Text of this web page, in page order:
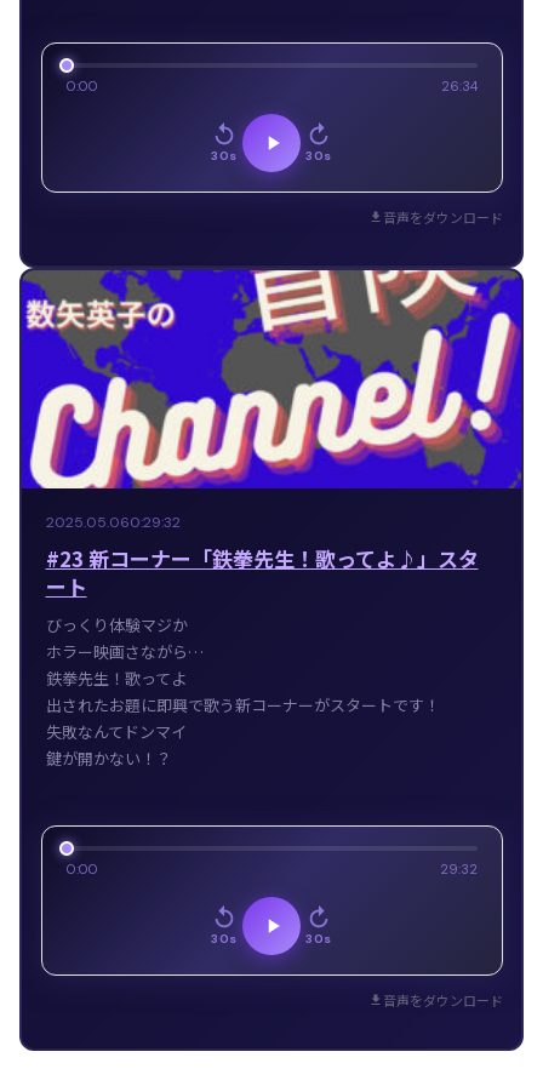
0:00 26:34
30s 30s
音声をダウンロード
2025.05.060:29:32
#23 新コーナー「鉄拳先生！歌ってよ♪」スタ
ート
びっくり体験マジか
ホラー映画さながら…
鉄拳先生！歌ってよ
出されたお題に即興で歌う新コーナーがスタートです！
失敗なんてドンマイ
鍵が開かない！？
0:00 29:32
30s 30s
音声をダウンロード